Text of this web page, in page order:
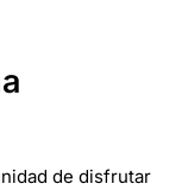
de disfrutar